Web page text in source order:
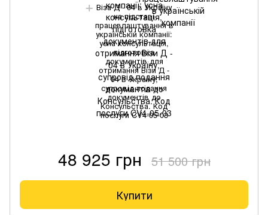
Віза Д - 04 в Україну
на підставі
працевлаштування в
українській компанії:
усна консультація,
підготовка
документів для
отримання Візи Д -
04 в Україну,
супровід подання
документів до
Консульства. Код
послуги CV4-05-03
48 925 грн 51 500 грн
Купити